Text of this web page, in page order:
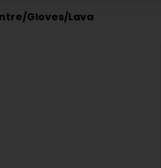
Gloves/Lava